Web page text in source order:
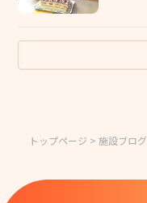
トップページ > 施設ブログ